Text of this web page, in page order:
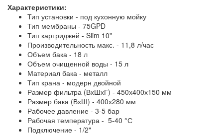
Характеристики:
Тип установки - под кухонную мойку
Тип мембраны - 75GPD
Тип картриджей - Slim 10"
Производительность макс. - 11,8 л/час
Объем бака - 18 л
Объем очищенной воды - 15 л
Материал бака - металл
Тип крана - модерн двойной
Размер фильтра (ВхШхГ) - 450х400х150 мм
Размер бака (ВхШ) - 400х280 мм
Рабочее давление - 3-5 бар
Рабочая температура - 5-40 °С
Подключение - 1/2"